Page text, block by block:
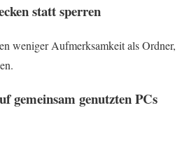
statt sperren
weniger Aufmerksamkeit als Ordner,
gemeinsam genutzten PCs